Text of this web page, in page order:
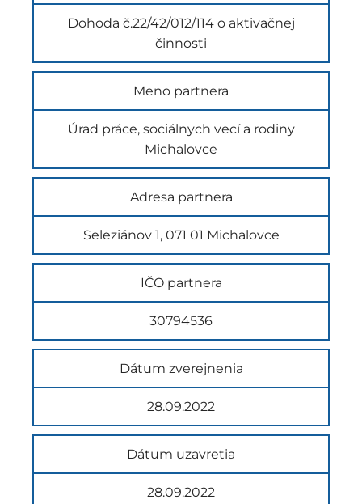
Dohoda č.22/42/012/114 o aktivačnej
činnosti
Meno partnera
Úrad práce, sociálnych vecí a rodiny
Michalovce
Adresa partnera
Seleziánov 1, 071 01 Michalovce
IČO partnera
30794536
Dátum zverejnenia
28.09.2022
Dátum uzavretia
28.09.2022